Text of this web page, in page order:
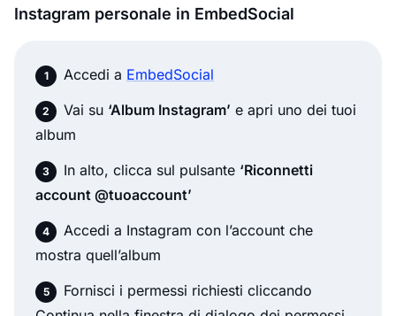
Instagram personale in EmbedSocial
Accedi a EmbedSocial
Vai su ‘Album Instagram’ e apri uno dei tuoi
album
In alto, clicca sul pulsante ‘Riconnetti
account @tuoaccount’
Accedi a Instagram con l’account che
mostra quell’album
Fornisci i permessi richiesti cliccando